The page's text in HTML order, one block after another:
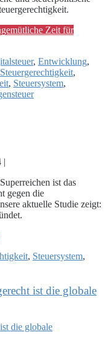
Zeit für
, Entwicklung,
,
, Steuersystem,
|
ist das
gegen die
aktuelle Studie zeigt:
, Steuersystem,
ist die globale
die globale